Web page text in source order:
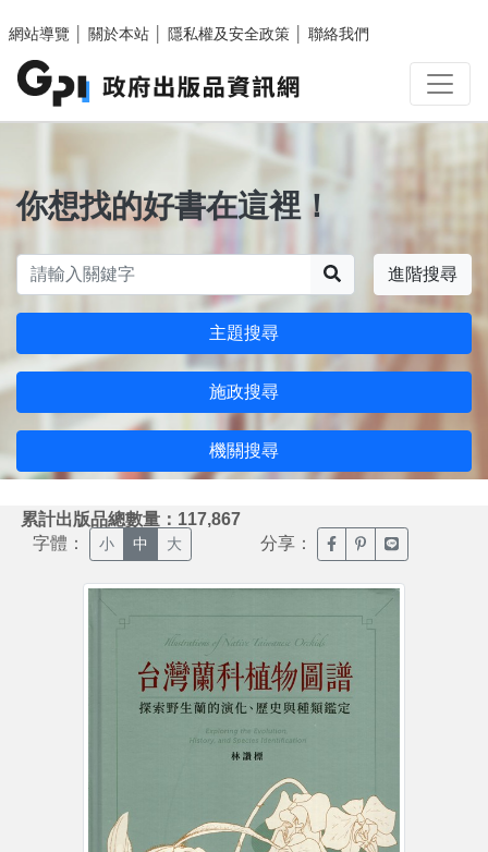
網站導覽
關於本站 隱私權及安全政策 聯絡我們
你想找的好書在這裡！
進階搜尋
主題搜尋
施政搜尋
機關搜尋
累計出版品總數量：117,867
字體： 小 中 大 分享： 臉書分享(另開新視窗)
噗浪分享(另開新
Line分享(另